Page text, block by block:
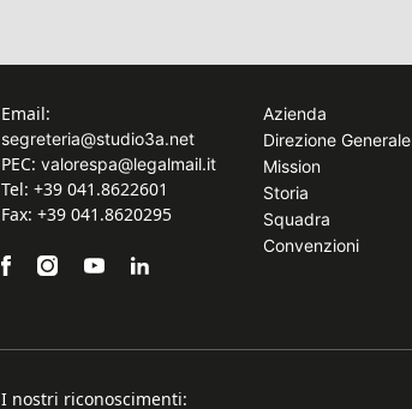
Email:
segreteria@studio3a.net
PEC: valorespa@legalmail.it
Tel: +39 041.8622601
Fax: +39 041.8620295
Azienda
Direzione Generale
Mission
Storia
Squadra
Convenzioni
I nostri riconoscimenti: